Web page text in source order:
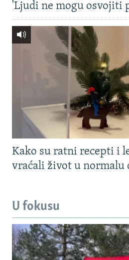
'Ljudi ne mogu osvojiti
Kako su ratni recepti i
vraćali život u normalu
U fokusu